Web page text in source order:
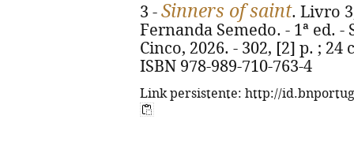
3 - Sinners of saint. Livro
Fernanda Semedo. - 1ª ed. -
Cinco, 2026. - 302, [2] p. ;
ISBN 978-989-710-763-4
Link persistente: http://